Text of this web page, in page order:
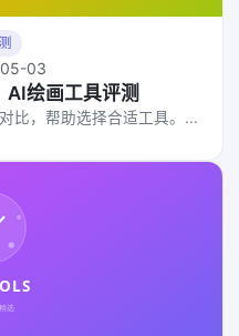
03
绘画工具评测
比，帮助选择合适工具。...